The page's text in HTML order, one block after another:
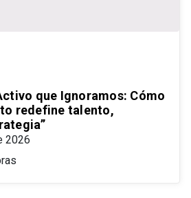
que Ignoramos: Cómo
redefine talento,
2026